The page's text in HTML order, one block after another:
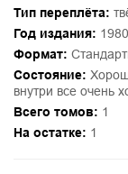
Тип переплёта:
Год издания: 1980
Формат:
Состояние:
внутри все очень
Всего томов: 1
На остатке: 1